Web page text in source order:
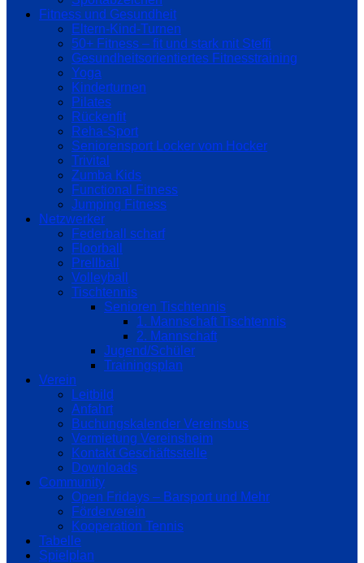
Fitness und Gesundheit
Eltern-Kind-Turnen
50+ Fitness – fit und stark mit Steffi
Gesundheitsorientiertes Fitnesstraining
Yoga
Kinderturnen
Pilates
Rückenfit
Reha-Sport
Seniorensport Locker vom Hocker
Trivital
Zumba Kids
Functional Fitness
Jumping Fitness
Netzwerker
Federball scharf
Floorball
Prellball
Volleyball
Tischtennis
Senioren Tischtennis
1. Mannschaft Tischtennis
2. Mannschaft
Jugend/Schüler
Trainingsplan
Verein
Leitbild
Anfahrt
Buchungskalender Vereinsbus
Vermietung Vereinsheim
Kontakt Geschäftsstelle
Downloads
Community
Open Fridays – Barsport und Mehr
Förderverein
Kooperation Tennis
Tabelle
Spielplan